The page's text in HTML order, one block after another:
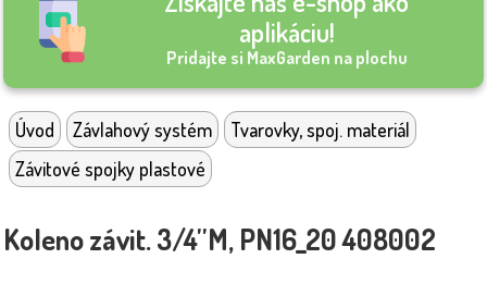
aplikáciu!
Pridajte si MaxGarden na plochu
Úvod Závlahový systém
Tvarovky, spoj. materiál
Závitové spojky plastové
Koleno závit. 3/4''M, PN16_20 408002